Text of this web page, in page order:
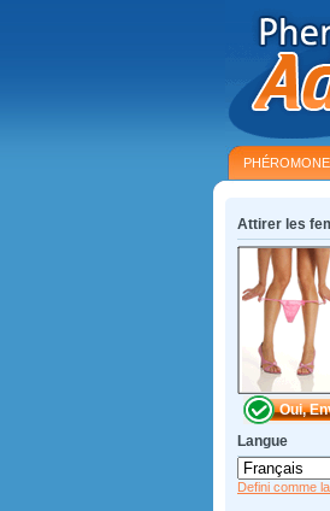
Attirer les
Langue
Defini comme